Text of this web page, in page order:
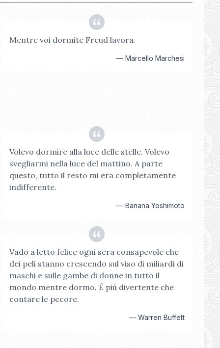
Mentre voi dormite Freud lavora.
— Marcello Marchesi
Volevo dormire alla luce delle stelle. Volevo
svegliarmi nella luce del mattino. A parte
questo, tutto il resto mi era completamente
indifferente.
— Banana Yoshimoto
Vado a letto felice ogni sera consapevole che
dei peli stanno crescendo sul viso di miliardi di
maschi e sulle gambe di donne in tutto il
mondo mentre dormo. É più divertente che
contare le pecore.
— Warren Buffett